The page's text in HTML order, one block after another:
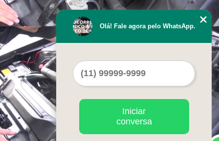
Olá! Fale agora pelo WhatsApp.
Iniciar
conversa